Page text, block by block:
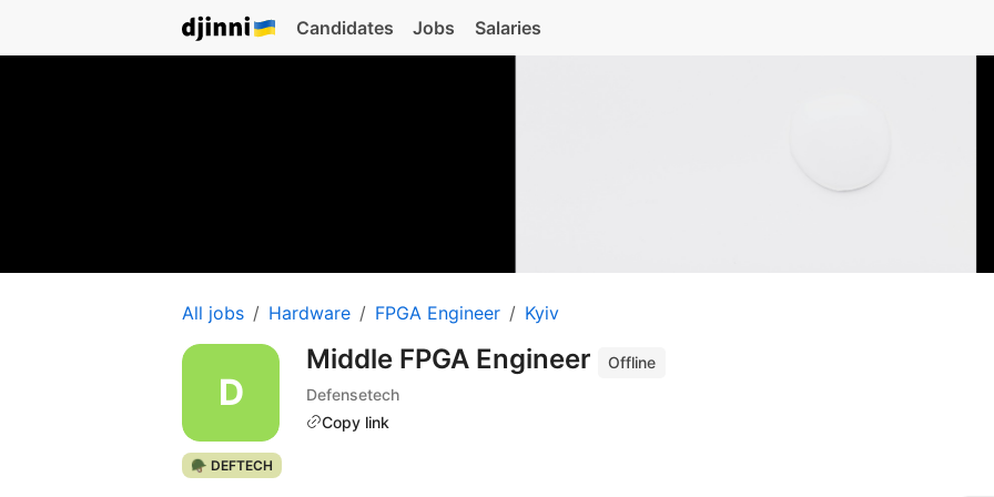
Candidates Jobs Salaries
All jobs Hardware FPGA Engineer Kyiv
Middle FPGA Engineer
Offline
Defensetech
Copy link
🪖 DEFTECH